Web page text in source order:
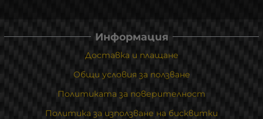
Информация
Доставка и плащане
Общи условия за ползване
Политиката за поверителност
Политика за използване на бисквитки